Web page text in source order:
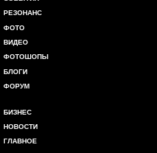
РЕЗОНАНС
ФОТО
ВИДЕО
ФОТОШОПЫ
БЛОГИ
ФОРУМ
БИЗНЕС
НОВОСТИ
ГЛАВНОЕ